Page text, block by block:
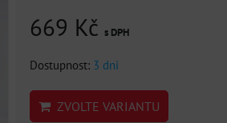
669 Kč s DPH
Dostupnost: 3 dni
ZVOLTE VARIANTU